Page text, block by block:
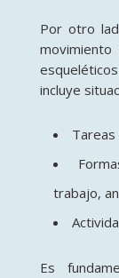
Por otro
incluye
trabajo,
Es